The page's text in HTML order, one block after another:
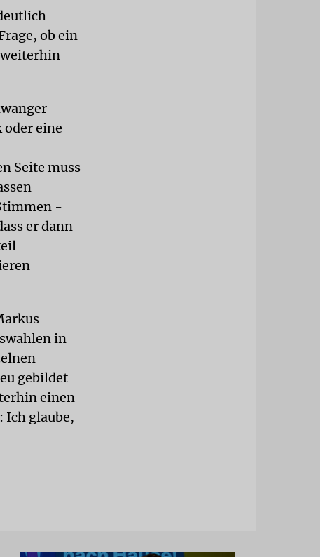
ob ein
weiterhin
oder eine
Seite muss
-
er dann
in
gebildet
einen
Ich glaube,